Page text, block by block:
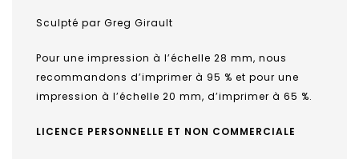
Sculpté par Greg Girault
Pour une impression à l’échelle 28 mm, nous
recommandons d’imprimer à 95 % et pour une
impression à l’échelle 20 mm, d’imprimer à 65 %.
LICENCE PERSONNELLE ET NON COMMERCIALE